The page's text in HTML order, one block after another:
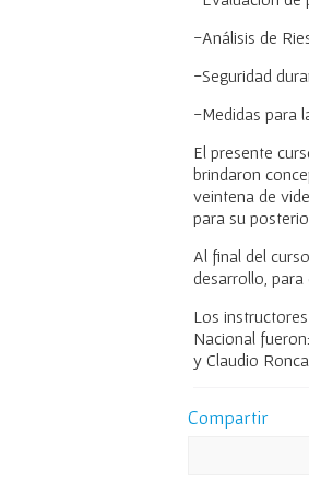
-Análisis de
-Seguridad
-Medidas para
El presente
brindaron
veintena de
para su
Al final del
desarrollo, para
Los
Nacional
y Claudio
Compartir